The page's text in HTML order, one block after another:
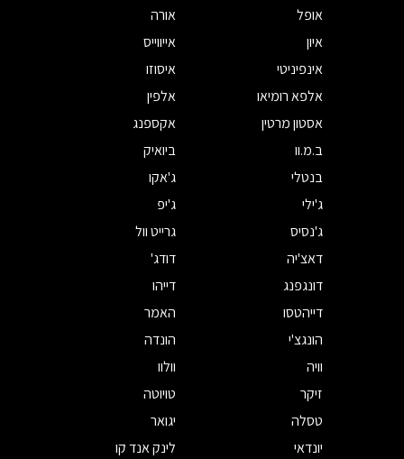
אופל
אורה
איון
אייווייס
אינפיניטי
איסוזו
אלפא רומיאו
אלפין
אסטון מרטין
אקספנג
ב.מ.וו
ביואיק
בנטלי
ג'אקו
ג'ילי
ג'יפ
ג'נסיס
גרייט וול
דאצ'יה
דודג'
דונגפנג
דייהו
דייהטסו
האמר
הונגצ'י
הונדה
וויה
וולוו
זיקר
טויוטה
טסלה
יגואר
יונדאי
לינק אנד קו